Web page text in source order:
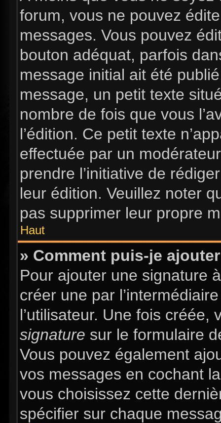
forum, vous ne pouvez
messages. Vous pouvez
bouton adéquat, parfois
message initial ait été
message, un petit texte
nombre de fois que vous
l’édition. Ce petit texte
effectuée par un
prendre l’initiative de
leur édition. Veuillez noter
pas supprimer leur propre
Haut
» Comment puis-je
Pour ajouter une signature
créer une par
l’utilisateur. Une fois
signature sur le formulaire
Vous pouvez également
vos messages en cochant
vous choisissez cette
spécifier sur chaque